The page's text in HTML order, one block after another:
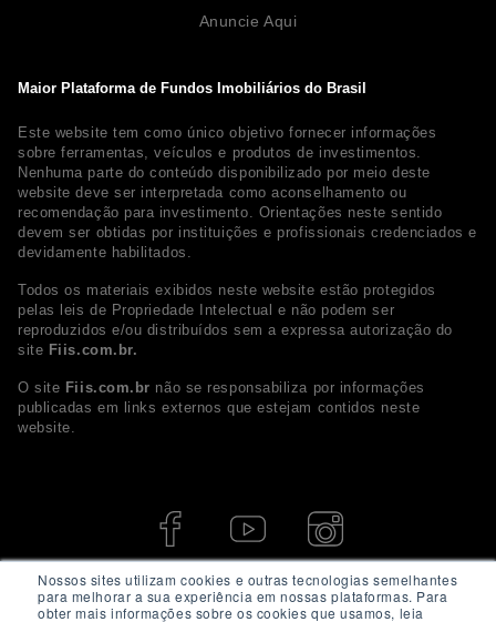
Nossos sites utilizam cookies e outras tecnologias semelhantes
para melhorar a sua experiência em nossas plataformas. Para
obter mais informações sobre os cookies que usamos, leia
Maior Plataforma de Fundos Imobiliários do Brasil
Este website tem como único objetivo fornecer informações
sobre ferramentas, veículos e produtos de investimentos.
Nenhuma parte do conteúdo disponibilizado por meio deste
website deve ser interpretada como aconselhamento ou
recomendação para investimento. Orientações neste sentido
devem ser obtidas por instituições e profissionais credenciados e
devidamente habilitados.
Todos os materiais exibidos neste website estão protegidos
pelas leis de Propriedade Intelectual e não podem ser
reproduzidos e/ou distribuídos sem a expressa autorização do
site Fiis.com.br.
O site Fiis.com.br não se responsabiliza por informações
publicadas em links externos que estejam contidos neste
website.
Anuncie Aqui